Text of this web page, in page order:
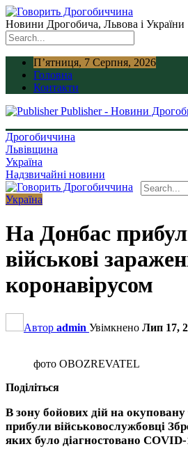
Новини Дрогобича, Львова і України
П’ятниця, 7 Серпня, 2026
Головна
Контакти
Publisher - Новини
Дрогобиччина
Львівщина
Україна
Надзвичайні новини
Україна
На Донбас
військові
коронавірусом
Автор admin Увімкнено Лип 17,
фото OBOZREVATEL
Поділіться
В зону бойових дій на
прибули військовослужбовці
яких було діагностовано